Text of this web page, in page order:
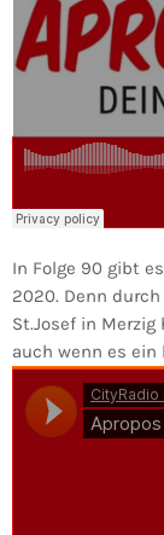
In Folge 90 gibt
2020. Denn
St.Josef in Merzig
auch wenn es ein